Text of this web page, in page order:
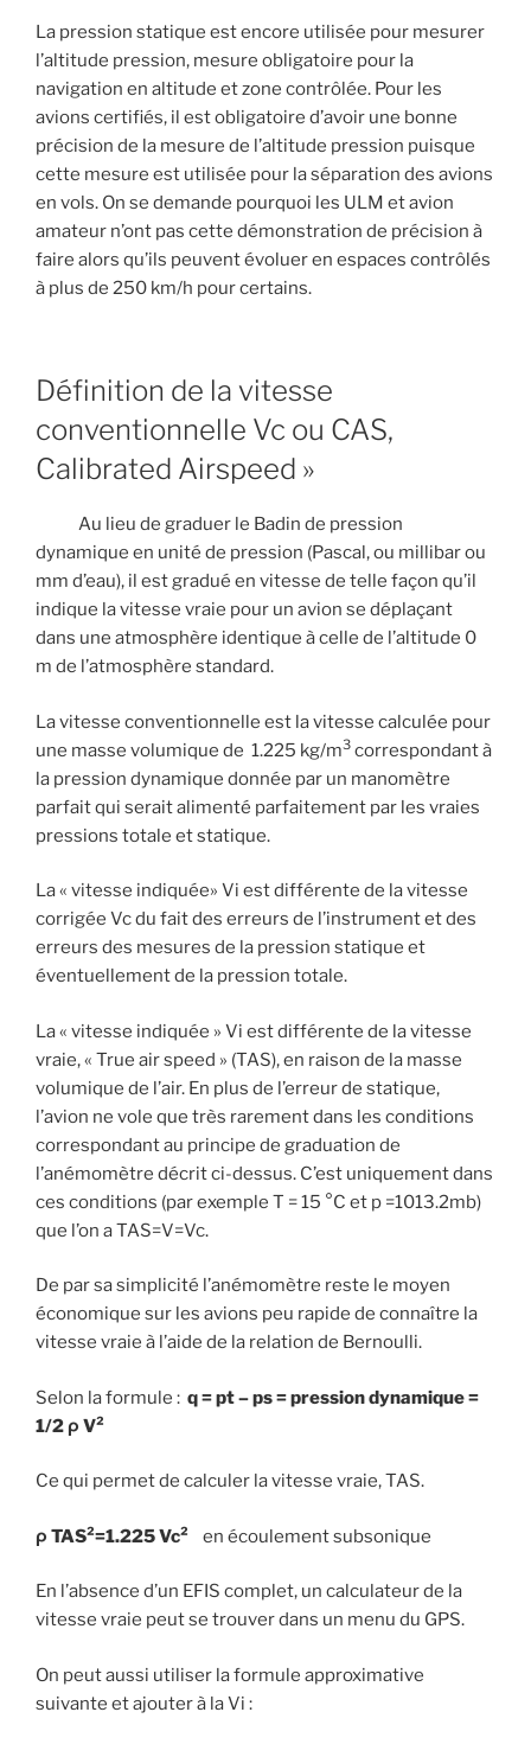
La pression statique est encore utilisée pour mesurer
l’altitude pression, mesure obligatoire pour la
navigation en altitude et zone contrôlée. Pour les
avions certifiés, il est obligatoire d’avoir une bonne
précision de la mesure de l’altitude pression puisque
cette mesure est utilisée pour la séparation des avions
en vols. On se demande pourquoi les ULM et avion
amateur n’ont pas cette démonstration de précision à
faire alors qu’ils peuvent évoluer en espaces contrôlés
à plus de 250 km/h pour certains.
Définition de la vitesse
conventionnelle Vc ou CAS,
Calibrated Airspeed »
Au lieu de graduer le Badin de pression
dynamique en unité de pression (Pascal, ou millibar ou
mm d’eau), il est gradué en vitesse de telle façon qu’il
indique la vitesse vraie pour un avion se déplaçant
dans une atmosphère identique à celle de l’altitude 0
m de l’atmosphère standard.
La vitesse conventionnelle est la vitesse calculée pour
une masse volumique de 1.225 kg/m3 correspondant à
la pression dynamique donnée par un manomètre
parfait qui serait alimenté parfaitement par les vraies
pressions totale et statique.
La « vitesse indiquée» Vi est différente de la vitesse
corrigée Vc du fait des erreurs de l’instrument et des
erreurs des mesures de la pression statique et
éventuellement de la pression totale.
La « vitesse indiquée » Vi est différente de la vitesse
vraie, « True air speed » (TAS), en raison de la masse
volumique de l’air. En plus de l’erreur de statique,
l’avion ne vole que très rarement dans les conditions
correspondant au principe de graduation de
l’anémomètre décrit ci-dessus. C’est uniquement dans
ces conditions (par exemple T = 15 °C et p =1013.2mb)
que l’on a TAS=V=Vc.
De par sa simplicité l’anémomètre reste le moyen
économique sur les avions peu rapide de connaître la
vitesse vraie à l’aide de la relation de Bernoulli.
Selon la formule : q = pt – ps = pression dynamique =
1/2 ρ V²
Ce qui permet de calculer la vitesse vraie, TAS.
ρ TAS²=1.225 Vc² en écoulement subsonique
En l’absence d’un EFIS complet, un calculateur de la
vitesse vraie peut se trouver dans un menu du GPS.
On peut aussi utiliser la formule approximative
suivante et ajouter à la Vi :